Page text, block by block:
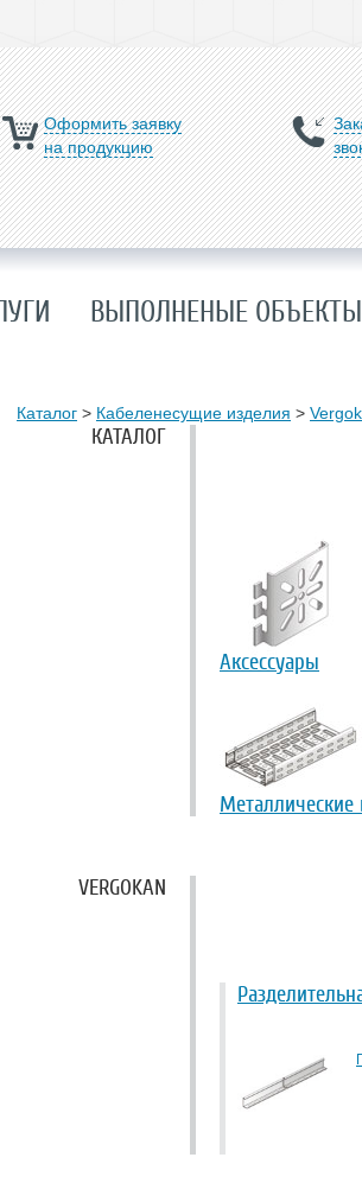
Оформить заявку
на продукцию
ВЫПОЛНЕНЫЕ ОБЪЕКТЫ
Каталог > Кабеленесущие изделия >
КАТАЛОГ
Аксессуары
Металлические
VERGOKAN